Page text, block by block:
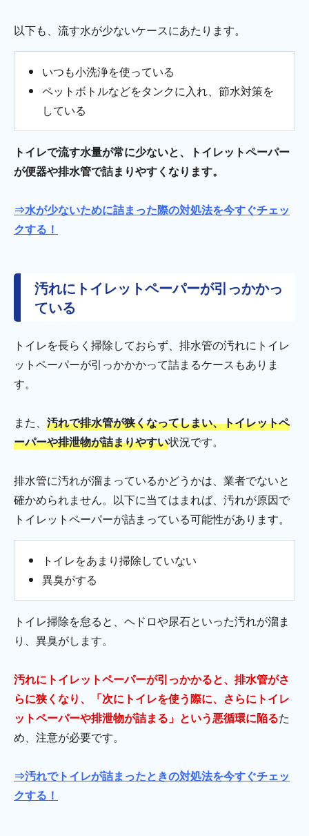
以下も、流す水が少ないケースにあたります。
いつも小洗浄を使っている
ペットボトルなどをタンクに入れ、節水対策を
している
トイレで流す水量が常に少ないと、トイレットペーパー
が便器や排水管で詰まりやすくなります。
⇒水が少ないために詰まった際の対処法を今すぐチェッ
クする！
汚れにトイレットペーパーが引っかかっ
ている
トイレを長らく掃除しておらず、排水管の汚れにトイレ
ットペーパーが引っかかかって詰まるケースもありま
す。
また、 汚れで排水管が狭くなってしまい、トイレットペ
ーパーや排泄物が詰まりやすい状況です。
排水管に汚れが溜まっているかどうかは、業者でないと
確かめられません。以下に当てはまれば、汚れが原因で
トイレットペーパーが詰まっている可能性があります。
トイレをあまり掃除していない
異臭がする
トイレ掃除を怠ると、ヘドロや尿石といった汚れが溜ま
り、異臭がします。
汚れにトイレットペーパーが引っかかると、排水管がさ
らに狭くなり、「次にトイレを使う際に、さらにトイレ
ットペーパーや排泄物が詰まる」という悪循環に陥るた
め、注意が必要です。
⇒汚れでトイレが詰まったときの対処法を今すぐチェッ
クする！